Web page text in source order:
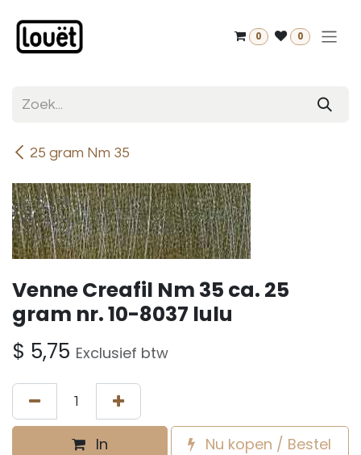
0 0
25 gram Nm 35
Venne Creafil Nm 35 ca. 25
gram nr. 10-8037 lulu
$ 5,75 Exclusief btw
In
Nu kopen / Bestel